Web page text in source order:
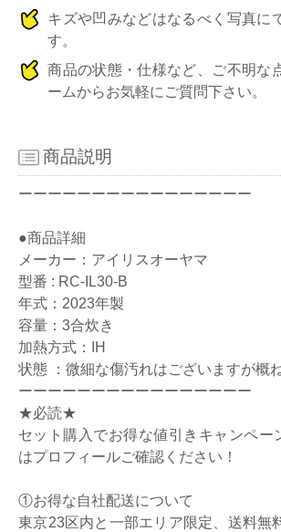
キズや凹みなどはなるべく写真に
す。
商品の状態・仕様など、ご不明な
ームからお気軽にご質問下さい。
商品説明
ーーーーーーーーーーーーーーーー
●商品詳細
メーカー：アイリスオーヤマ
型番 : RC-IL30-B
年式：2023年製
容量：3合炊き
加熱方式：IH
状態 ：微細な傷汚れはございますが概
ーーーーーーーーーーーーーーーー
★必読★
セット購入でお得な値引きキャンペー
はプロフィールご確認ください！
①お得な自社配送について
東京23区内と一部エリア限定、送料無